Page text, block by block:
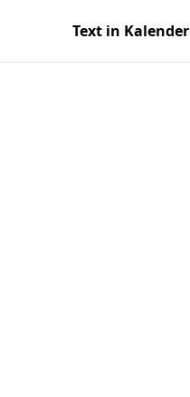
Text in Kalender